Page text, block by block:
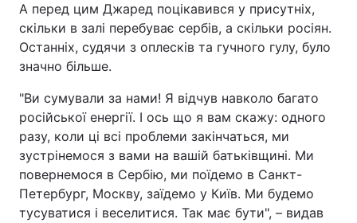
А перед цим Джаред поцікавився у присутніх,
скільки в залі перебуває сербів, а скільки росіян.
Останніх, судячи з оплесків та гучного гулу, було
значно більше.
"Ви сумували за нами! Я відчув навколо багато
російської енергії. І ось що я вам скажу: одного
разу, коли ці всі проблеми закінчаться, ми
зустрінемося з вами на вашій батьківщині. Ми
повернемося в Сербію, ми поїдемо в Санкт-
Петербург, Москву, заїдемо у Київ. Ми будемо
тусуватися і веселитися. Так має бути", – видав